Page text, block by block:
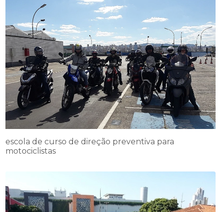
escola de curso de direção preventiva para
motociclistas